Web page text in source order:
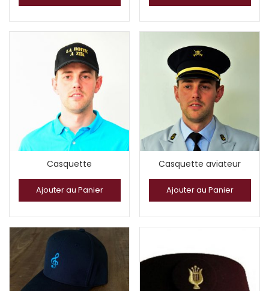
Casquette
Ajouter au Panier
Casquette aviateur
Ajouter au Panier